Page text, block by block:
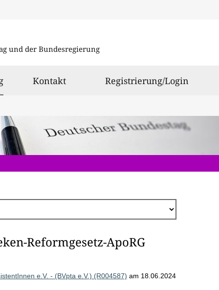
und der Bundesregierung
ausgewählt
Kontakt Registrierung/Login
Reformgesetz-ApoRG
e.V. - (BVpta e.V.) (R004587) am 18.06.2024